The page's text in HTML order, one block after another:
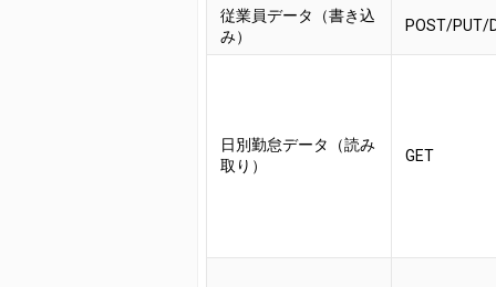
従業員データ（書き込
み）
POST/PUT/
日別勤怠データ（読み
取り）
GET